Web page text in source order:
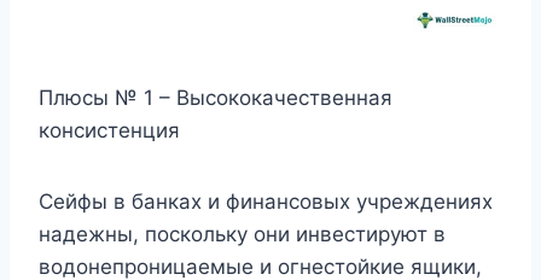
Плюсы № 1 – Высококачественная
консистенция
Сейфы в банках и финансовых учреждениях
надежны, поскольку они инвестируют в
водонепроницаемые и огнестойкие ящики,